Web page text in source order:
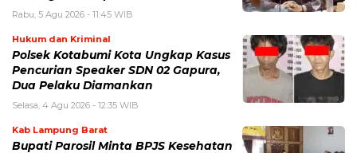
Rabu, 5 Agu 2026 - 11:45 WIB
Hukum dan Kriminal
Polsek Kotabumi Kota Ungkap Kasus
Pencurian Speaker SDN 02 Gapura,
Dua Pelaku Diamankan
Selasa, 4 Agu 2026 - 12:35 WIB
Kab Lampung Barat
Bupati Parosil Minta BPJS Kesehatan